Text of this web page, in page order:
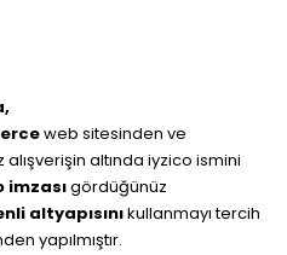
web sitesinden ve
altında iyzico ismini
imzasıgördüğünüz
altyapısınıkullanmayı tercih
yapılmıştır.